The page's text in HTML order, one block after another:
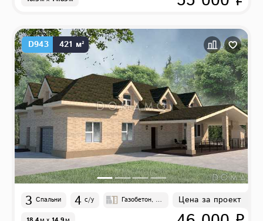
D943 421 м²
3 Спальни 4 с/у
Газобетон, К
Цена за проект